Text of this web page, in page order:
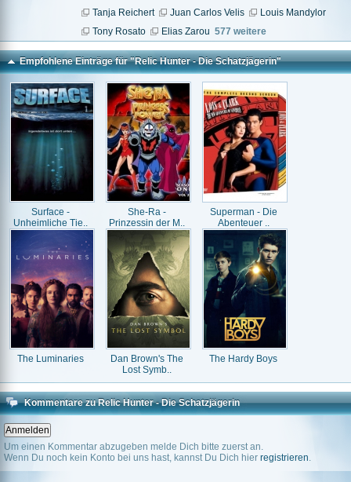
Tanja Reichert
Juan Carlos Velis
Louis Mandylor
Tony Rosato
Elias Zarou 577 weitere
Empfohlene Einträge für "Relic Hunter - Die Schatzjägerin"
Surface -
Unheimliche Tie..
She-Ra -
Prinzessin der M..
Superman - Die
Abenteuer ..
The Luminaries
Dan Brown's The
Lost Symb..
The Hardy Boys
Kommentare zu Relic Hunter - Die Schatzjägerin
Um einen Kommentar abzugeben melde Dich bitte zuerst an.
Wenn Du noch kein Konto bei uns hast, kannst Du Dich hier registrieren.